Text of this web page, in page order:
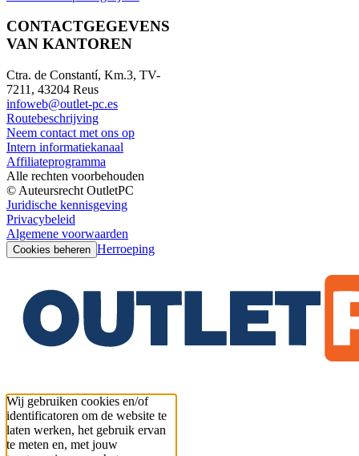
CONTACTGEGEVENS
VAN KANTOREN
Ctra. de Constantí, Km.3, TV-
7211, 43204 Reus
infoweb@outlet-pc.es
Routebeschrijving
Neem contact met ons op
Intern informatiekanaal
Affiliateprogramma
Alle rechten voorbehouden
© Auteursrecht OutletPC
Juridische kennisgeving
Privacybeleid
Algemene voorwaarden
Cookies beheren Herroeping
Wij gebruiken cookies en/of
identificatoren om de website te
laten werken, het gebruik ervan
te meten en, met jouw